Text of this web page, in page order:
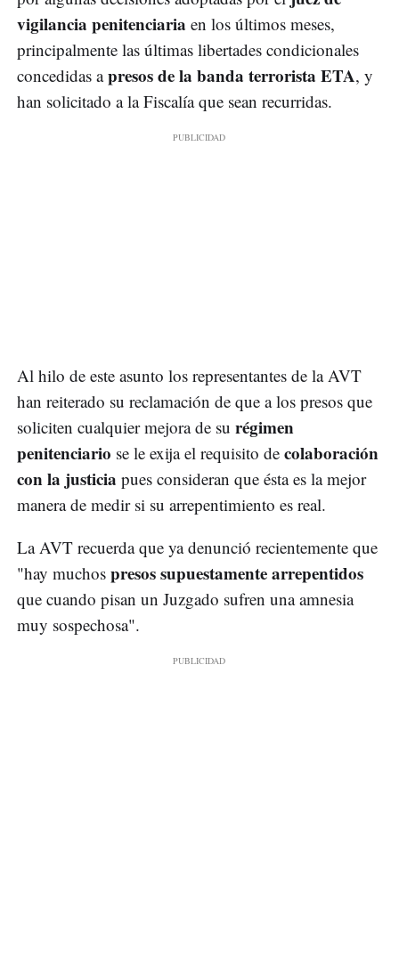
vigilancia penitenciaria en los últimos meses,
principalmente las últimas libertades condicionales
concedidas apresos de la banda terrorista ETA, y
han solicitado a la Fiscalía que sean recurridas.
Al hilo de este asunto los representantes de la AVT
han reiterado su reclamación de que a los presos que
soliciten cualquier mejora de su régimen
penitenciario se le exija el requisito de colaboración
con la justicia pues consideran que ésta es la mejor
manera de medir si su arrepentimiento es real.
La AVT recuerda que ya denunció recientemente que
"hay muchos presos supuestamente arrepentidos
que cuando pisan un Juzgado sufren una amnesia
muy sospechosa".